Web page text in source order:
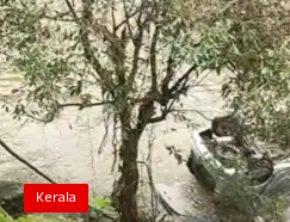
Sports
Food
Gulf News
Loksabha Election 2024
Kerala